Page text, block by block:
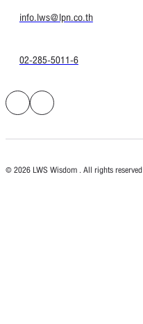
info.lws@lpn.co.th
02-285-5011-6
© 2026 LWS Wisdom . All rights reserved